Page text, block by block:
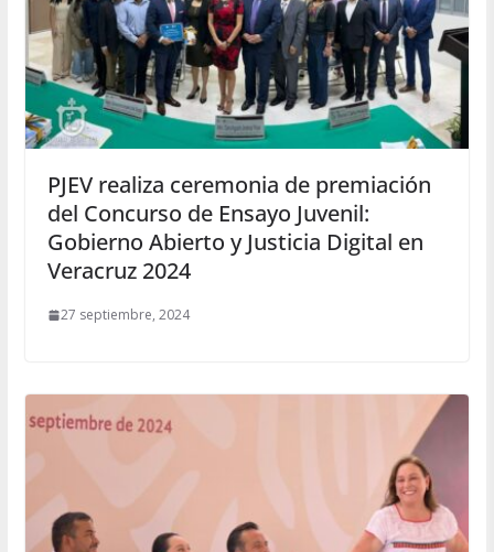
PJEV realiza ceremonia de premiación
del Concurso de Ensayo Juvenil:
Gobierno Abierto y Justicia Digital en
Veracruz 2024
27 septiembre, 2024